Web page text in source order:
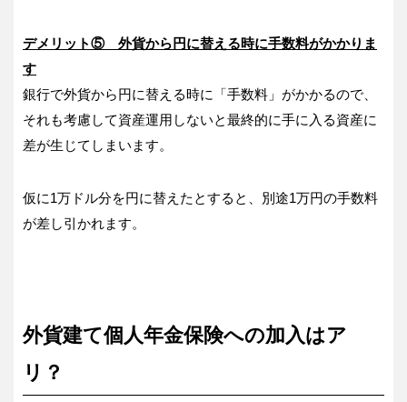
デメリット⑤ 外貨から円に替える時に手数料がかかりま
す
銀行で外貨から円に替える時に「手数料」がかかるので、
それも考慮して資産運用しないと最終的に手に入る資産に
差が生じてしまいます。
仮に1万ドル分を円に替えたとすると、別途1万円の手数料
が差し引かれます。
外貨建て個人年金保険への加入はア
リ？